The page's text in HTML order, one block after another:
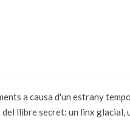
a causa d'un estrany
llibre secret: un linx